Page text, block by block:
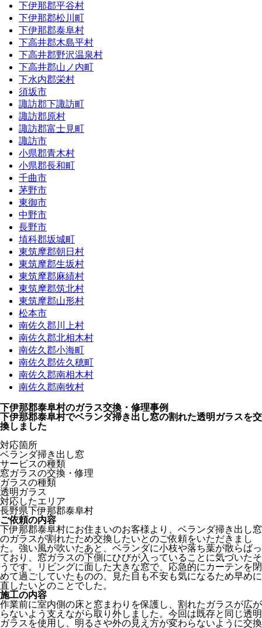
下伊那郡平谷村
下伊那郡松川町
下伊那郡泰阜村
下高井郡木島平村
下高井郡野沢温泉村
下高井郡山ノ内町
下水内郡栄村
須坂市
諏訪郡下諏訪町
諏訪郡原村
諏訪郡富士見町
諏訪市
小県郡青木村
小県郡長和町
千曲市
茅野市
東御市
中野市
長野市
埴科郡坂城町
東筑摩郡朝日村
東筑摩郡生坂村
東筑摩郡麻績村
東筑摩郡筑北村
東筑摩郡山形村
松本市
南佐久郡川上村
南佐久郡北相木村
南佐久郡小海町
南佐久郡佐久穂町
南佐久郡南相木村
南佐久郡南牧村
下伊那郡泰阜村のガラス交換・修理事例
下伊那郡泰阜村でベランダ掃き出し窓の割れた透明ガラスを交
換しました
対応箇所
ベランダ掃き出し窓
サービスの種類
窓ガラスの交換・修理
ガラスの種類
透明ガラス
対応したエリア
長野県下伊那郡泰阜村
ご依頼の内容
下伊那郡泰阜村にお住まいのお客様より、ベランダ掃き出し窓
のガラスが割れたため交換したいとのご依頼をいただきまし
た。強い風が吹いたあと、ベランダに小枝や落ち葉が散らばっ
ており、窓ガラスの下側にひびが入っていることに気づいたそ
うです。リビングに面した大きな窓で、応急的にカーテンを閉
めて過ごしていたものの、見た目も不安も気になるため早めに
直したいとのことでした。
施工の内容
作業前に室内側の床と窓まわりを保護し、割れたガラスが広が
らないよう支えながら取り外しました。今回は既存と同じ透明
ガラスを使用し、明るさや外の見え方が変わらないように交換